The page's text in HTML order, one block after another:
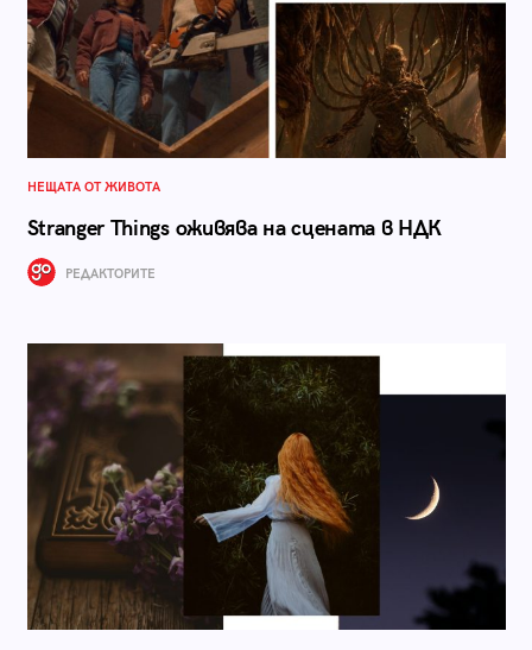
НЕЩАТА ОТ ЖИВОТА
Stranger Things оживява на сцената в НДК
РЕДАКТОРИТЕ